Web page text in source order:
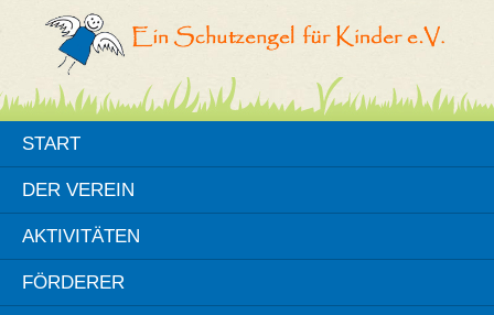
START
DER VEREIN
AKTIVITÄTEN
FÖRDERER